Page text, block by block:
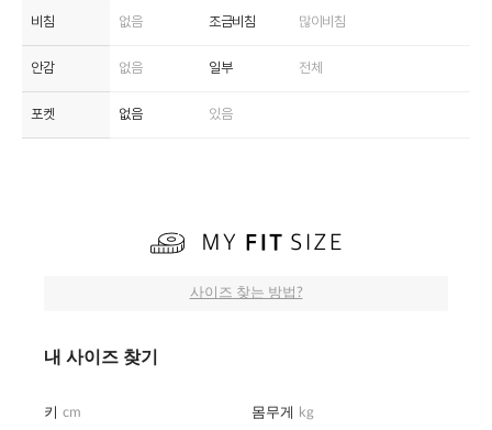
비침 없음 조금비침 많이비침
안감 없음 일부 전체
포켓 없음 있음